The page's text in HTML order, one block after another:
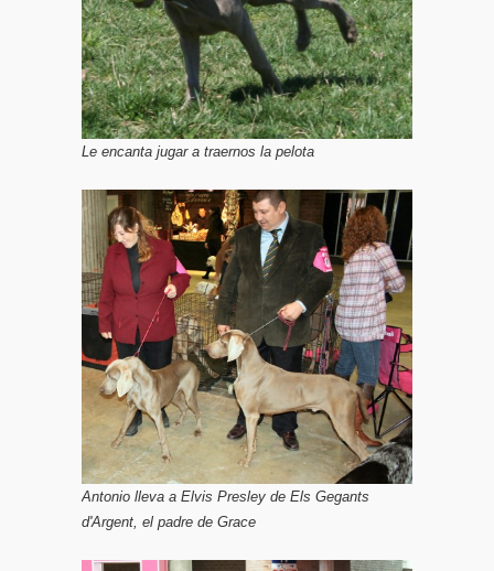
Le encanta jugar a traernos la pelota
Antonio lleva a Elvis Presley de Els Gegants
d'Argent, el padre de Grace